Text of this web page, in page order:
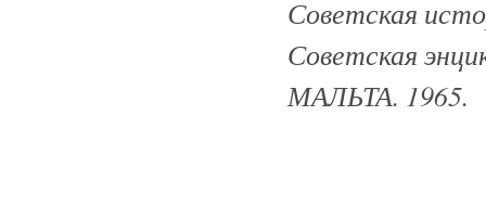
Советская
Советская
МАЛЬТА. 1965.